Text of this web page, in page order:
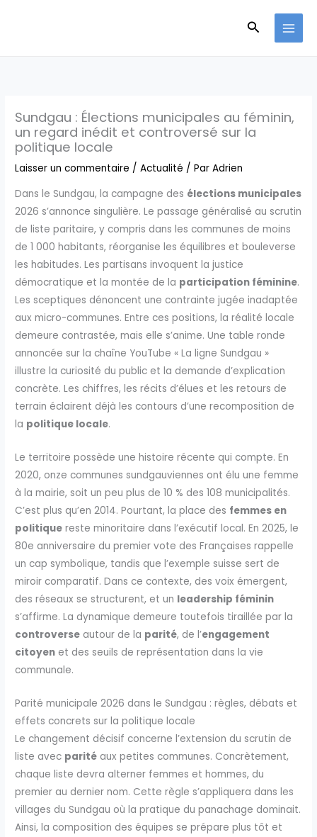
Sundgau : Élections municipales au féminin,
un regard inédit et controversé sur la
politique locale
Laisser un commentaire /Actualité / ParAdrien
Dans le Sundgau, la campagne des élections municipales
2026 s’annonce singulière. Le passage généralisé au scrutin
de liste paritaire, y compris dans les communes de moins
de 1 000 habitants, réorganise les équilibres et bouleverse
les habitudes. Les partisans invoquent la justice
démocratique et la montée de la participation féminine.
Les sceptiques dénoncent une contrainte jugée inadaptée
aux micro-communes. Entre ces positions, la réalité locale
demeure contrastée, mais elle s’anime. Une table ronde
annoncée sur la chaîne YouTube « La ligne Sundgau »
illustre la curiosité du public et la demande d’explication
concrète. Les chiffres, les récits d’élues et les retours de
terrain éclairent déjà les contours d’une recomposition de
la politique locale.
Le territoire possède une histoire récente qui compte. En
2020, onze communes sundgauviennes ont élu une femme
à la mairie, soit un peu plus de 10 % des 108 municipalités.
C’est plus qu’en 2014. Pourtant, la place des femmes en
politique reste minoritaire dans l’exécutif local. En 2025, le
80e anniversaire du premier vote des Françaises rappelle
un cap symbolique, tandis que l’exemple suisse sert de
miroir comparatif. Dans ce contexte, des voix émergent,
des réseaux se structurent, et un leadership féminin
s’affirme. La dynamique demeure toutefois tiraillée par la
controverse autour de la parité, de l’engagement
citoyen et des seuils de représentation dans la vie
communale.
Parité municipale 2026 dans le Sundgau : règles, débats et
effets concrets sur la politique locale
Le changement décisif concerne l’extension du scrutin de
liste avec parité aux petites communes. Concrètement,
chaque liste devra alterner femmes et hommes, du
premier au dernier nom. Cette règle s’appliquera dans les
villages du Sundgau où la pratique du panachage dominait.
Ainsi, la composition des équipes se prépare plus tôt et